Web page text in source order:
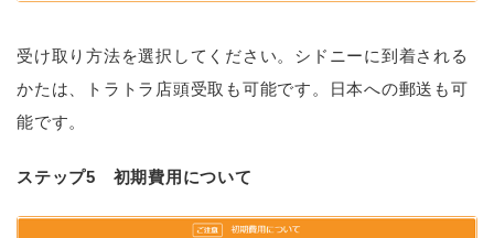
受け取り方法を選択してください。シドニーに到着される
かたは、トラトラ店頭受取も可能です。日本への郵送も可
能です。
ステップ5 初期費用について